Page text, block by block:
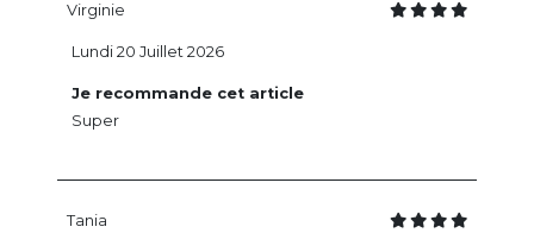
Virginie
Je recommande cet article
Super
Lundi 20 Juillet 2026
Tania